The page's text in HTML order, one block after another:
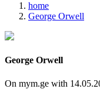
home
George Orwell
George Orwell
On mym.ge with